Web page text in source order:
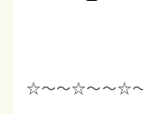
☆～～☆～～☆